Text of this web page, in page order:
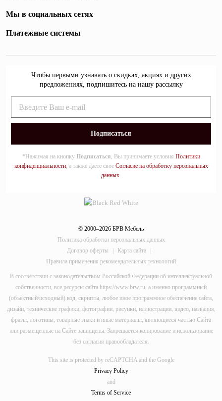
Мы в социальных сетях
Платежные системы
Чтобы первыми узнавать о скидках, акциях и других
предложениях, подпишитесь на нашу рассылку
*Нажимая на кнопку Подписаться , Вы принимаете условия Политики
конфиденциальности, а также даете свое Согласие на обработку персональных
данных
© 2000–2026 БРВ Мебель
Политика обработки персональных данных
Договор оферты
| Карта сайта
|
Правила применения рекомендательных технологий
В соответствии с законодательством Российской Федерации об интеллектуальной
собственности, все ресурсы сайта https://www.brw.ru, а именно программный
(объектный/исходный) код, скрипты, любое иное программное обеспечение сайта,
дизайн, технические графики, фотографии, рисунки, иллюстрации, видео, названия,
фразы, логотипы, товарные знаки и иные материалы, являющиеся частью Сайта
или размещенные на Сайте защищены. Запрещается копирование и использование
без согласия правообладателя.
This site is protected by reCAPTCHA and the Google
Privacy Policy
and
Terms of Service